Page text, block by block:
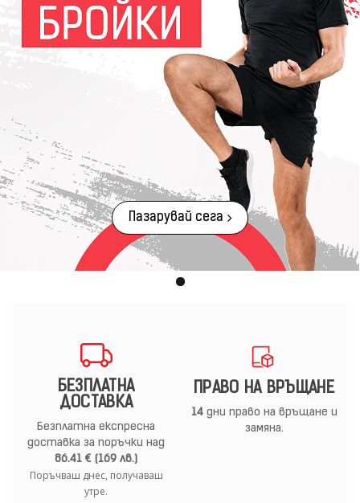
Пазарувай сега
БЕЗПЛАТНА
ДОСТАВКА
Безплатна експресна
доставка за поръчки над
86.41 € (169 лв.)
Поръчваш днес, получаваш
утре.
ПРАВО НА ВРЪЩАНЕ
14дни право на връщане и
замяна.